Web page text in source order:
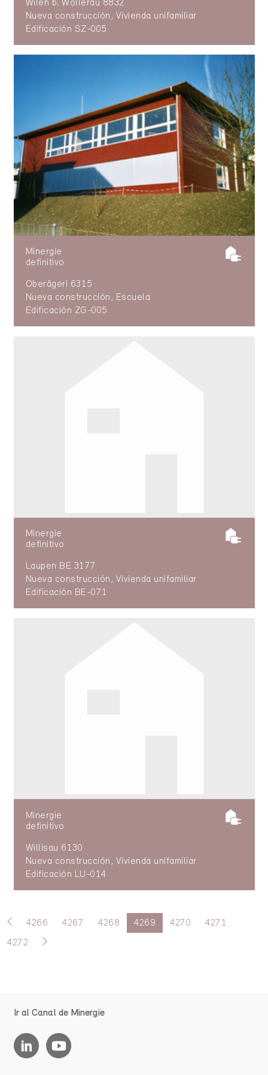
Wilen b. Wollerau 8832
Nueva construcción, Vivienda unifamiliar
Edificación SZ-005
Minergie
definitivo
Oberägeri 6315
Nueva construcción, Escuela
Edificación ZG-005
Minergie
definitivo
Laupen BE 3177
Nueva construcción, Vivienda unifamiliar
Edificación BE-071
Minergie
definitivo
Willisau 6130
Nueva construcción, Vivienda unifamiliar
Edificación LU-014
4266 4267 4268 4269 4270 4271
4272
Ir al Canal de Minergie